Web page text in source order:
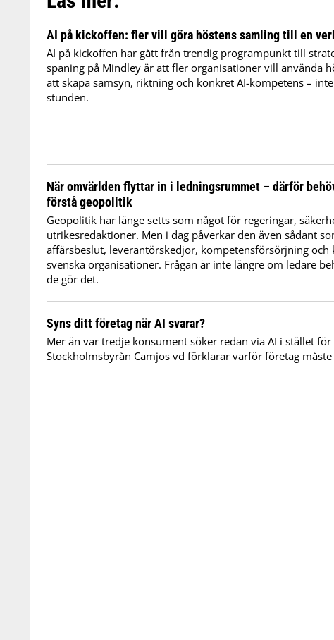
AI på kickoffen: fler vill göra höstens samling till en
AI på kickoffen har gått från trendig programpunkt till
spaning på Mindley är att fler organisationer vill använda
att skapa samsyn, riktning och konkret AI-kompetens –
stunden.
När omvärlden flyttar in i ledningsrummet – därför
förstå geopolitik
Geopolitik har länge setts som något för regeringar,
utrikesredaktioner. Men i dag påverkar den även sådant
affärsbeslut, leverantörskedjor, kompetensförsörjning
svenska organisationer. Frågan är inte längre om ledare
de gör det.
Syns ditt företag när AI svarar?
Mer än var tredje konsument söker redan via AI i stället för
Stockholmsbyrån Camjos vd förklarar varför företag måste